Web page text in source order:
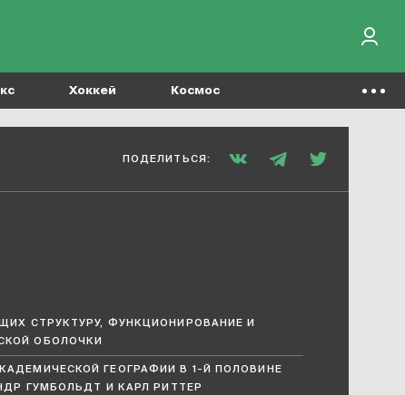
Хоккей Космос
ПОДЕЛИТЬСЯ:
СТРУКТУРУ, ФУНКЦИОНИРОВАНИЕ И
ОБОЛОЧКИ
ГЕОГРАФИИ В 1-Й ПОЛОВИНЕ
ГУМБОЛЬДТ И КАРЛ РИТТЕР